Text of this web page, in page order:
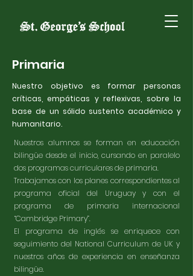
Primaria
Nuestro objetivo es formar personas
críticas, empáticas y reflexivas, sobre la
base de un sólido sustento académico y
humanitario.
Nuestros alumnos se forman en educación
bilingüe desde el inicio, cursando en paralelo
dos programas curriculares de primaria.
Trabajamos con los planes correspondientes al
programa oficial del Uruguay y con el
programa de primaria internacional
“Cambridge Primary”.
El programa de inglés se enriquece con
seguimiento del National Curriculum de UK y
nuestros años de experiencia en enseñanza
bilingüe.